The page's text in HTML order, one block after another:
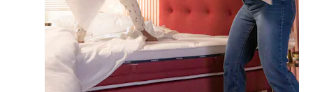
4,50/5 sur 7378 avis
CONTACT